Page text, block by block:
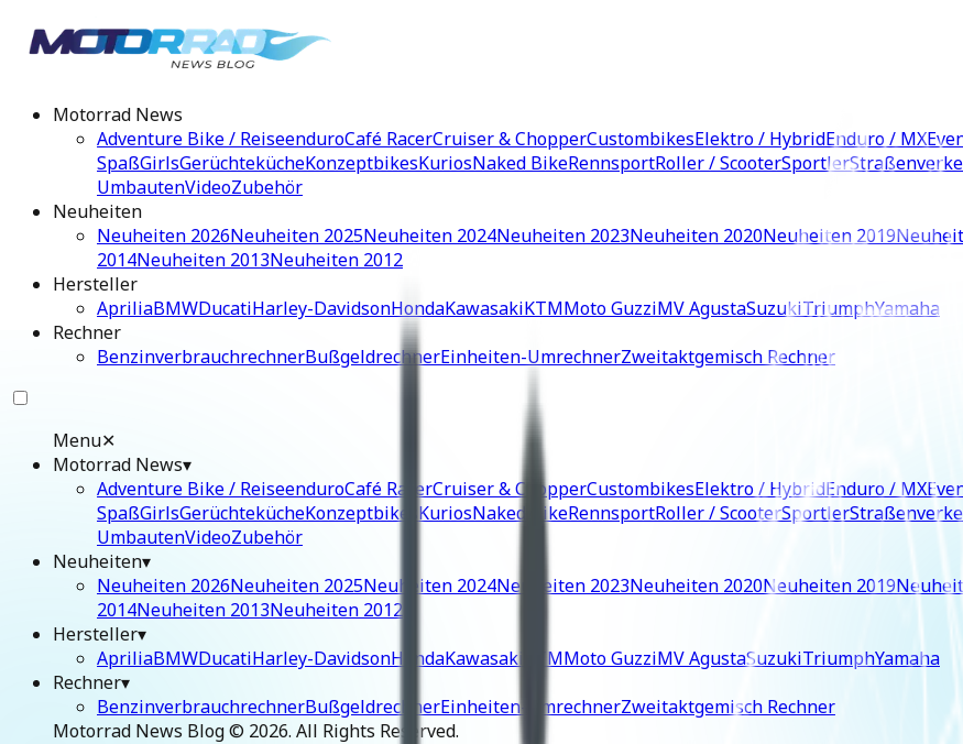
Motorrad News
Adventure Bike / ReiseenduroCafé RacerCruiser & ChopperCustombikesElektro / HybridEnduro / MX
SpaßGirlsGerüchtekücheKonzeptbikesKuriosNaked BikeRennsportRoller / ScooterSportler
UmbautenVideoZubehör
Neuheiten
Neuheiten 2026Neuheiten 2025Neuheiten 2024Neuheiten 2023Neuheiten 2020Neuheiten 2019
2014Neuheiten 2013Neuheiten 2012
Hersteller
ApriliaBMWDucatiHarley-DavidsonHondaKawasakiKTMMoto GuzziMV AgustaSuzukiTriumphYamaha
Rechner
BenzinverbrauchrechnerBußgeldrechnerEinheiten-UmrechnerZweitaktgemisch Rechner
Menu✕
Motorrad News▾
Adventure Bike / ReiseenduroCafé RacerCruiser & ChopperCustombikesElektro / HybridEnduro / MX
SpaßGirlsGerüchtekücheKonzeptbikes KuriosNaked BikeRennsportRoller / ScooterSportler
UmbautenVideoZubehör
Neuheiten▾
Neuheiten 2026Neuheiten 2025Neuheiten 2024Neuheiten 2023Neuheiten 2020Neuheiten 2019
2014Neuheiten 2013Neuheiten 2012
Hersteller▾
ApriliaBMWDucatiHarley-DavidsonHondaKawasaki KTMMoto GuzziMV AgustaSuzukiTriumphYamaha
Rechner▾
BenzinverbrauchrechnerBußgeldrechnerEinheiten-UmrechnerZweitaktgemisch Rechner
Motorrad News Blog © 2026. All Rights Reserved.